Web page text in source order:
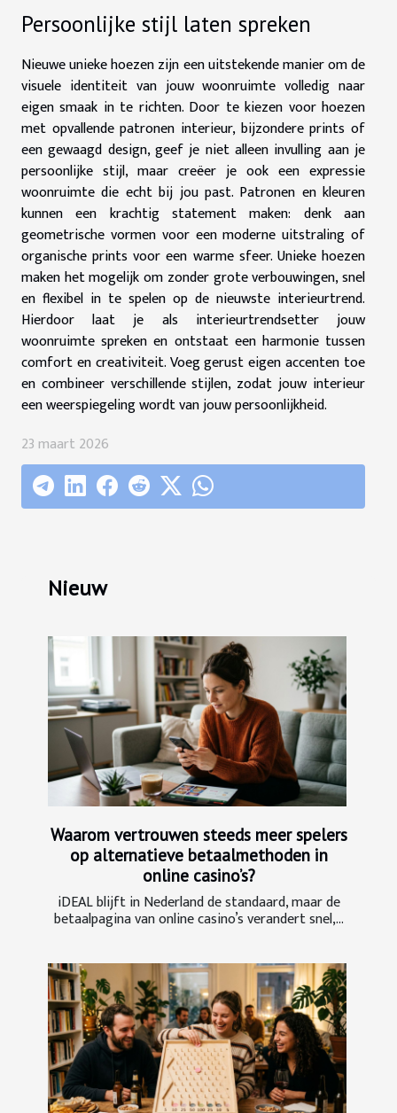
Persoonlijke stijl laten spreken
Nieuwe unieke hoezen zijn een uitstekende manier om de
visuele identiteit van jouw woonruimte volledig naar
eigen smaak in te richten. Door te kiezen voor hoezen
met opvallende patronen interieur, bijzondere prints of
een gewaagd design, geef je niet alleen invulling aan je
persoonlijke stijl, maar creëer je ook een expressie
woonruimte die echt bij jou past. Patronen en kleuren
kunnen een krachtig statement maken: denk aan
geometrische vormen voor een moderne uitstraling of
organische prints voor een warme sfeer. Unieke hoezen
maken het mogelijk om zonder grote verbouwingen, snel
en flexibel in te spelen op de nieuwste interieurtrend.
Hierdoor laat je als interieurtrendsetter jouw
woonruimte spreken en ontstaat een harmonie tussen
comfort en creativiteit. Voeg gerust eigen accenten toe
en combineer verschillende stijlen, zodat jouw interieur
een weerspiegeling wordt van jouw persoonlijkheid.
23 maart 2026
Nieuw
Waarom vertrouwen steeds meer spelers
op alternatieve betaalmethoden in
online casino’s?
iDEAL blijft in Nederland de standaard, maar de
betaalpagina van online casino’s verandert snel,...